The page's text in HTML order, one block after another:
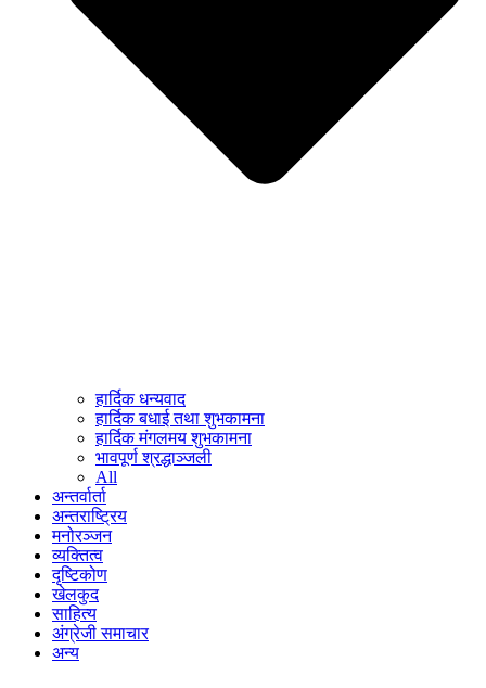
हार्दिक धन्यवाद
हार्दिक बधाई तथा शुभकामना
हार्दिक मंगलमय शुभकामना
भावपूर्ण श्रद्धाञ्जली
All
अन्तर्वार्ता
अन्तराष्ट्रिय
मनोरञ्जन
व्यक्तित्व
दृष्टिकोण
खेलकुद
साहित्य
अंग्रेजी समाचार
अन्य